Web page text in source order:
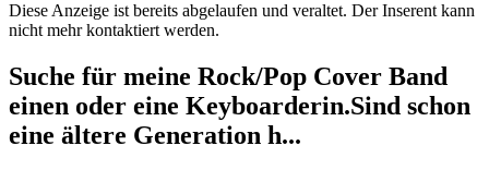
Diese Anzeige ist bereits abgelaufen und veraltet. Der Inserent kann
nicht mehr kontaktiert werden.
Suche für meine Rock/Pop Cover Band
einen oder eine Keyboarderin.Sind schon
eine ältere Generation h...